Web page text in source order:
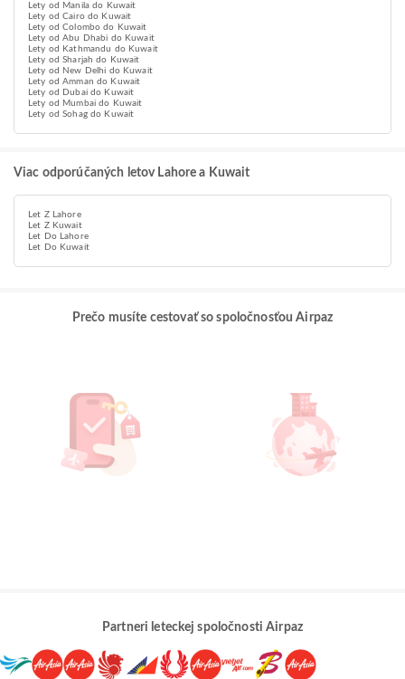
Lety od Manila do Kuwait
Lety od Cairo do Kuwait
Lety od Colombo do Kuwait
Lety od Abu Dhabi do Kuwait
Lety od Kathmandu do Kuwait
Lety od Sharjah do Kuwait
Lety od New Delhi do Kuwait
Lety od Amman do Kuwait
Lety od Dubai do Kuwait
Lety od Mumbai do Kuwait
Lety od Sohag do Kuwait
Viac odporúčaných letov Lahore a Kuwait
Let Z Lahore
Let Z Kuwait
Let Do Lahore
Let Do Kuwait
Prečo musíte cestovať so spoločnosťou Airpaz
Partneri leteckej spoločnosti Airpaz